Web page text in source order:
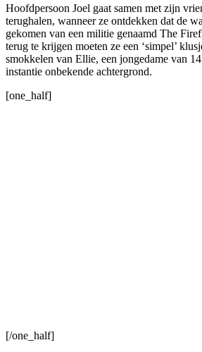
Hoofdpersoon Joel gaat samen met zijn
terughalen, wanneer ze ontdekken dat de
gekomen van een militie genaamd The
terug te krijgen moeten ze een ‘simpel’
smokkelen van Ellie, een jongedame van
instantie onbekende achtergrond.
[one_half]
[/one_half]